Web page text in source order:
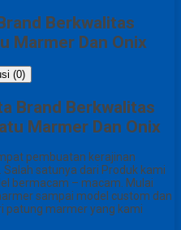
Berkwalitas
Marmer Dan Onix
(0)
Brand Berkwalitas
Marmer Dan Onix
pembuatan kerajinan
satunya dari Produk kami
bermacam – macam. Mulai
sampai model custom dan
patung marmer yang kami